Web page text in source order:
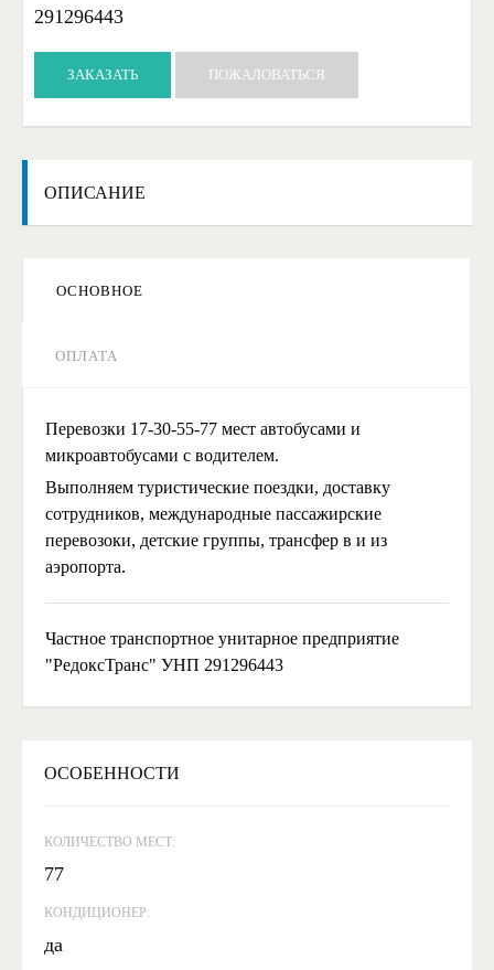
291296443
ЗАКАЗАТЬ ПОЖАЛОВАТЬСЯ
ОПИСАНИЕ
ОСНОВНОЕ
ОПЛАТА
Перевозки 17-30-55-77 мест автобусами и
микроавтобусами с водителем.
Выполняем туристические поездки, доставку
сотрудников, международные пассажирские
перевозоки, детские группы, трансфер в и из
аэропорта.
Частное транспортное унитарное предприятие
"РедоксТранс" УНП 291296443
ОСОБЕННОСТИ
КОЛИЧЕСТВО МЕСТ:
77
КОНДИЦИОНЕР:
да